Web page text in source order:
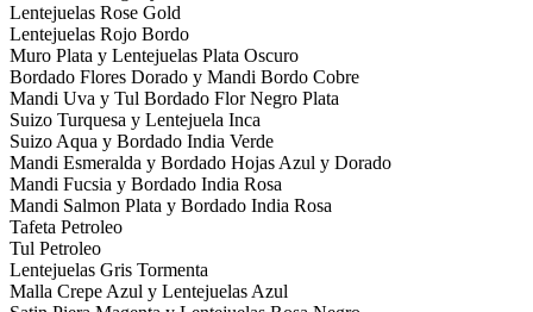
Lentejuelas Rose Gold
Lentejuelas Rojo Bordo
Muro Plata y Lentejuelas Plata Oscuro
Bordado Flores Dorado y Mandi Bordo Cobre
Mandi Uva y Tul Bordado Flor Negro Plata
Suizo Turquesa y Lentejuela Inca
Suizo Aqua y Bordado India Verde
Mandi Esmeralda y Bordado Hojas Azul y Dorado
Mandi Fucsia y Bordado India Rosa
Mandi Salmon Plata y Bordado India Rosa
Tafeta Petroleo
Tul Petroleo
Lentejuelas Gris Tormenta
Malla Crepe Azul y Lentejuelas Azul